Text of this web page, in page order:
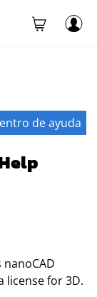
de ayuda
nanoCAD
license for 3D.